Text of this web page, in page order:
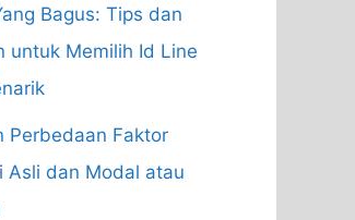
Bagus: Tips dan
untuk Memilih Id Line
Perbedaan Faktor
Asli dan Modal atau